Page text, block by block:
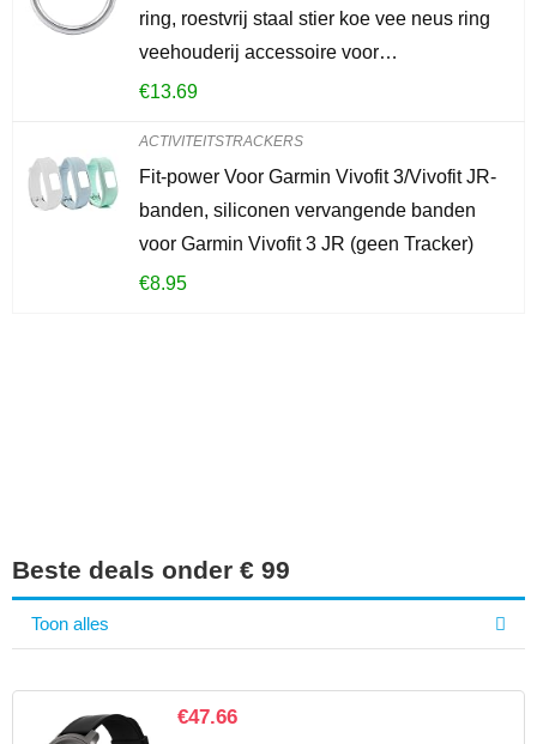
ring, roestvrij staal stier koe vee neus ring
veehouderij accessoire voor…
€13.69
ACTIVITEITSTRACKERS
Fit-power Voor Garmin Vivofit 3/Vivofit JR-
banden, siliconen vervangende banden
voor Garmin Vivofit 3 JR (geen Tracker)
€8.95
Beste deals onder € 99
Toon alles
€47.66